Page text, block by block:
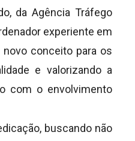
da Agência Tráfego
experiente em
conceito para os
e valorizando a
com o envolvimento
buscando não